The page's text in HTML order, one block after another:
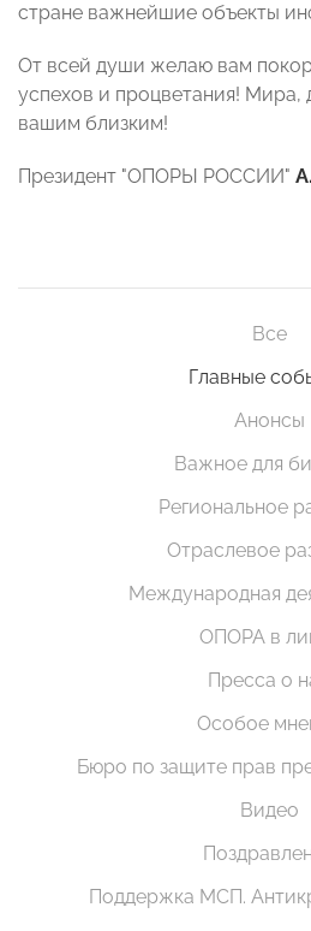
стране важнейшие объекты
От всей души желаю вам
успехов и процветания! Мира,
вашим близким!
Президент "ОПОРЫ РОССИИ"
Все
Главные
Анонсы
Важное для
Региональное
Отраслевое
Международная
ОПОРА в
Пресса о
Особое
Бюро по защите прав
Видео
Поддержка МСП.